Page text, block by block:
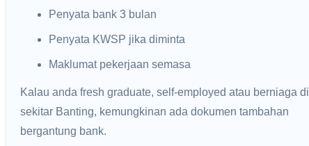
Penyata bank 3 bulan
Penyata KWSP jika diminta
Maklumat pekerjaan semasa
Kalau anda fresh graduate, self-employed atau berniaga di
sekitar Banting, kemungkinan ada dokumen tambahan
bergantung bank.